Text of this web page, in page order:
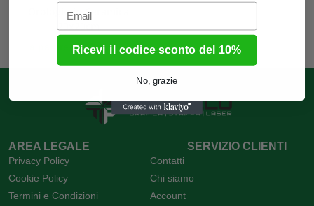
Orologio in Ceramica
20x20cm
a partire da25,00€
AREA LEGALE
Privacy Policy
Cookie Policy
Termini e Condizioni
SERVIZIO CLIENTI
Contatti
Chi siamo
Account
Email
Ricevi il codice sconto del 10%
No, grazie